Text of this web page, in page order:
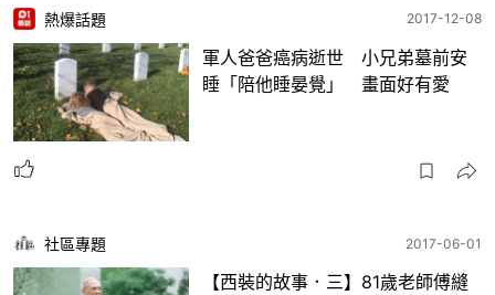
熱爆話題 2017-12-08
軍人爸爸癌病逝世 小兄弟墓前安
睡「陪他睡晏覺」 畫面好有愛
社區專題 2017-06-01
【西裝的故事．三】81歲老師傅縫